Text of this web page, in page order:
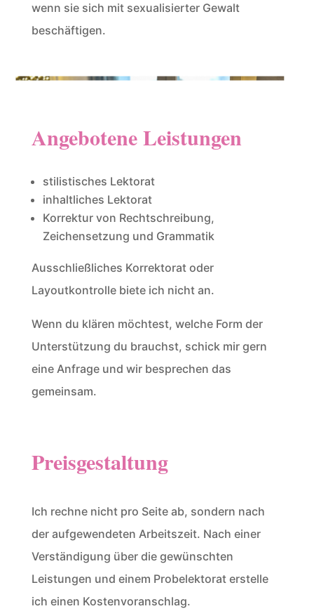
wenn sie sich mit sexualisierter Gewalt
beschäftigen.
Angebotene Leistungen
stilistisches Lektorat
inhaltliches Lektorat
Korrektur von Rechtschreibung,
Zeichensetzung und Grammatik
Ausschließliches Korrektorat oder
Layoutkontrolle biete ich nicht an.
Wenn du klären möchtest, welche Form der
Unterstützung du brauchst, schick mir gern
eine Anfrage und wir besprechen das
gemeinsam.
Preisgestaltung
Ich rechne nicht pro Seite ab, sondern nach
der aufgewendeten Arbeitszeit. Nach einer
Verständigung über die gewünschten
Leistungen und einem Probelektorat erstelle
ich einen Kostenvoranschlag.